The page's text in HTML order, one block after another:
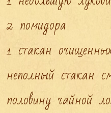
2 помидора
1 стакан
неполный стакан
половину чайной